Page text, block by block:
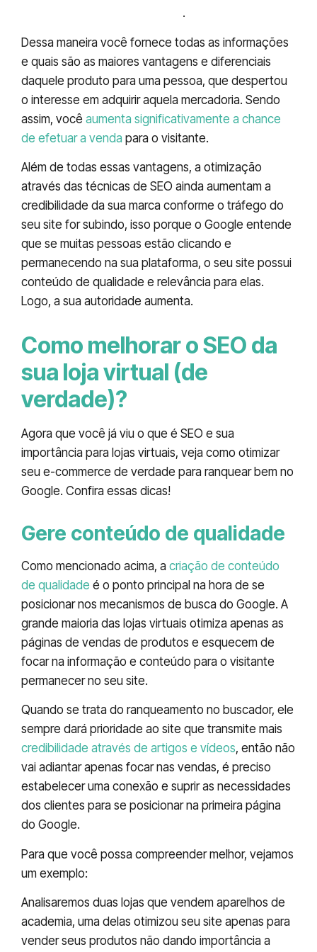
.
Dessa maneira você fornece todas as informações
e quais são as maiores vantagens e diferenciais
daquele produto para uma pessoa, que despertou
o interesse em adquirir aquela mercadoria. Sendo
assim, você aumenta significativamente a chance
de efetuar a venda para o visitante.
Além de todas essas vantagens, a otimização
através das técnicas de SEO ainda aumentam a
credibilidade da sua marca conforme o tráfego do
seu site for subindo, isso porque o Google entende
que se muitas pessoas estão clicando e
permanecendo na sua plataforma, o seu site possui
conteúdo de qualidade e relevância para elas.
Logo, a sua autoridade aumenta.
Como melhorar o SEO da
sua loja virtual (de
verdade)?
Agora que você já viu o que é SEO e sua
importância para lojas virtuais, veja como otimizar
seu e-commerce de verdade para ranquear bem no
Google. Confira essas dicas!
Gere conteúdo de qualidade
Como mencionado acima, a criação de conteúdo
de qualidade é o ponto principal na hora de se
posicionar nos mecanismos de busca do Google. A
grande maioria das lojas virtuais otimiza apenas as
páginas de vendas de produtos e esquecem de
focar na informação e conteúdo para o visitante
permanecer no seu site.
Quando se trata do ranqueamento no buscador, ele
sempre dará prioridade ao site que transmite mais
credibilidade através de artigos e vídeos, então não
vai adiantar apenas focar nas vendas, é preciso
estabelecer uma conexão e suprir as necessidades
dos clientes para se posicionar na primeira página
do Google.
Para que você possa compreender melhor, vejamos
um exemplo:
Analisaremos duas lojas que vendem aparelhos de
academia, uma delas otimizou seu site apenas para
vender seus produtos não dando importância a